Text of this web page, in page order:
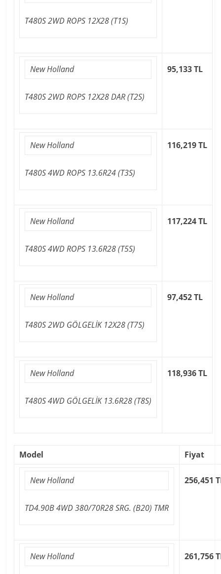
T480S 2WD ROPS 12X28 (T1S)
New Holland
T480S 2WD ROPS 12X28 DAR (T2S)
95,133 TL
New Holland
T480S 4WD ROPS 13.6R24 (T3S)
116,219 TL
New Holland
T480S 4WD ROPS 13.6R28 (T5S)
117,224 TL
New Holland
T480S 2WD GÖLGELİK 12X28 (T7S)
97,452 TL
New Holland
T480S 4WD GÖLGELİK 13.6R28 (T8S)
118,936 TL
Model Fiyat
New Holland
TD4.90B 4WD 380/70R28 SRG. (B20) TMR
256,451
New Holland 261,756